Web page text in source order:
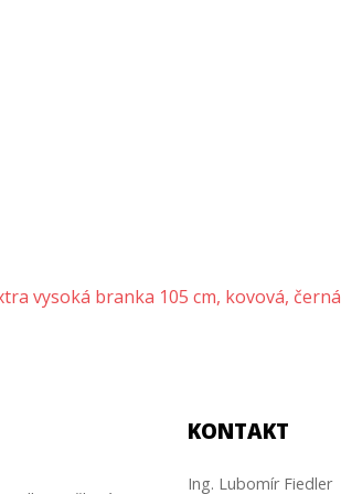
vysoká branka 105 cm, kovová, černá
KONTAKT
Ing. Lubomír Fiedler